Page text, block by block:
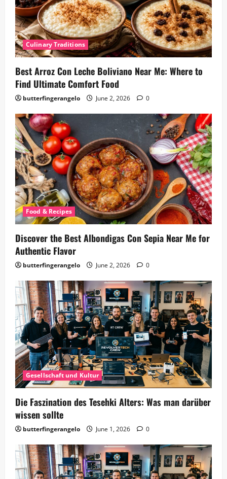
Culinary Traditions
Best Arroz Con Leche Boliviano Near Me: Where to
Find Ultimate Comfort Food
butterfingerangelo June 2, 2026 0
Food & Recipes
Discover the Best Albondigas Con Sepia Near Me for
Authentic Flavor
butterfingerangelo June 2, 2026 0
Gesellschaft und Kultur
Die Faszination des Tesehki Alters: Was man darüber
wissen sollte
butterfingerangelo June 1, 2026 0